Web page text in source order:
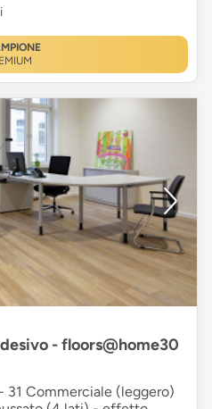
- floors@home30
31 Commerciale (leggero)